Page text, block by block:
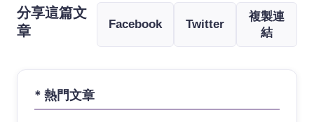
分享這篇文
章
Facebook Twitter
複製連
結
* 熱門文章